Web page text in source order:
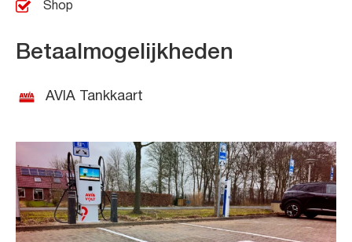
Shop
Betaalmogelijkheden
AVIA Tankkaart